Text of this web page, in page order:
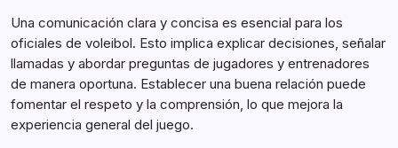
Una comunicación clara y concisa es esencial para los
oficiales de voleibol. Esto implica explicar decisiones, señalar
llamadas y abordar preguntas de jugadores y entrenadores
de manera oportuna. Establecer una buena relación puede
fomentar el respeto y la comprensión, lo que mejora la
experiencia general del juego.